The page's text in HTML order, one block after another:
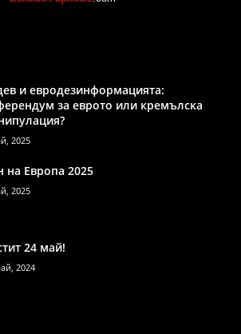
и евродезинформацията:
за еврото или кремълска
2025
на Европа 2025
2025
24 май!
2024